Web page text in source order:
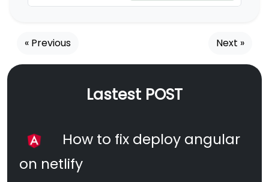
« Previous Next »
Lastest POST
How to fix deploy angular
on netlify